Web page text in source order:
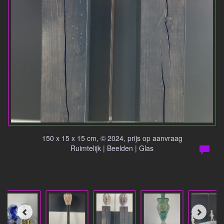
150 x 15 x 15 cm, © 2024, prijs op aanvraag
Ruimtelijk | Beelden | Glas